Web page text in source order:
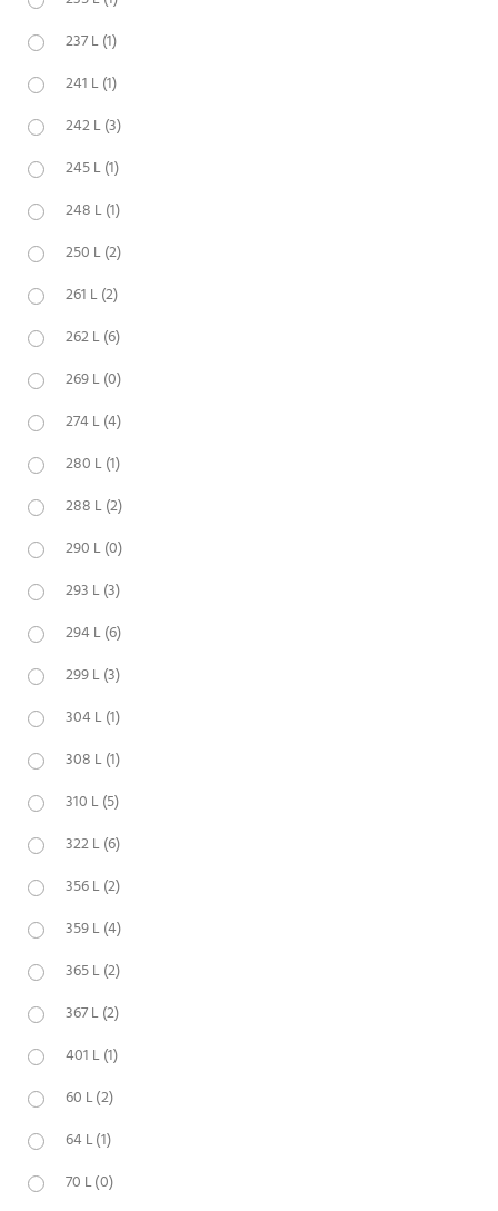
237 L(1)
241 L(1)
242 L(3)
245 L(1)
248 L(1)
250 L(2)
261 L(2)
262 L(6)
269 L(0)
274 L(4)
280 L(1)
288 L(2)
290 L(0)
293 L(3)
294 L(6)
299 L(3)
304 L(1)
308 L(1)
310 L(5)
322 L(6)
356 L(2)
359 L(4)
365 L(2)
367 L(2)
401 L(1)
60 L(2)
64 L(1)
70 L(0)